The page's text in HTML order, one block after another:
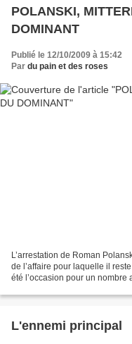
POLANSKI, MITTERRAND : LE
DOMINANT
Publié le 12/10/2009 à 15:42
Par du pain et des roses
L’arrestation de Roman
de l’affaire pour laquelle il
été l’occasion pour un nombre
L'ennemi principal